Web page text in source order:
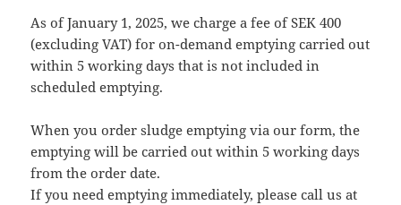
As of January 1, 2025, we charge a fee of SEK 400
(excluding VAT) for on-demand emptying carried out
within 5 working days that is not included in
scheduled emptying.
When you order sludge emptying via our form, the
emptying will be carried out within 5 working days
from the order date.
If you need emptying immediately, please call us at